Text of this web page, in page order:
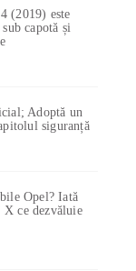
(2019) este
capotă și
Adoptă un
siguranță
Opel? Iată
X ce dezvăluie